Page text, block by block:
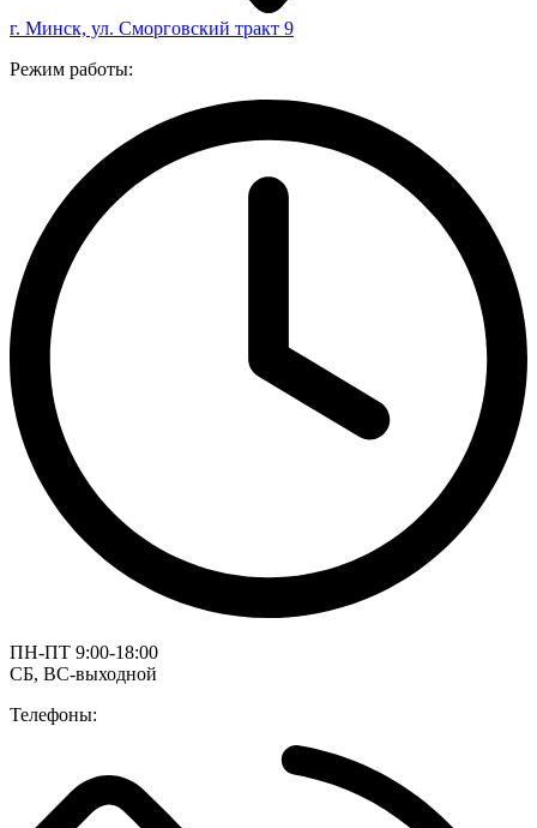
г. Минск, ул. Сморговский тракт 9
Режим работы:
ПН-ПТ 9:00-18:00
СБ, ВС-выходной
Телефоны: